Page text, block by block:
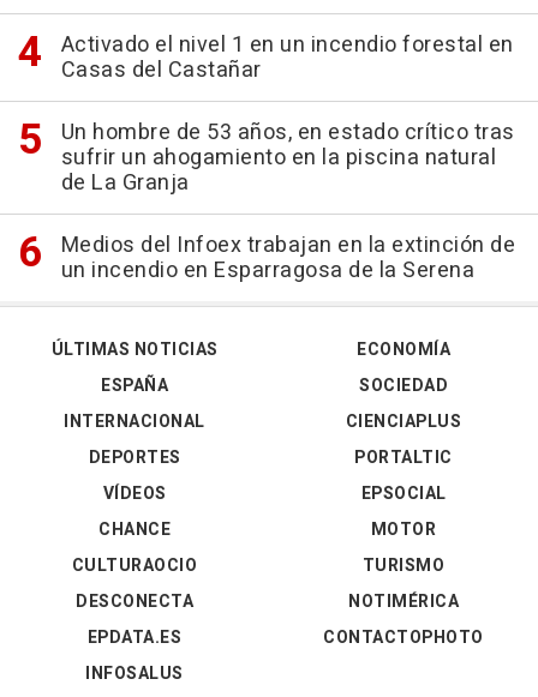
Activado el nivel 1 en un incendio forestal en
Casas del Castañar
Un hombre de 53 años, en estado crítico tras
sufrir un ahogamiento en la piscina natural
de La Granja
Medios del Infoex trabajan en la extinción de
un incendio en Esparragosa de la Serena
ÚLTIMAS NOTICIAS
ESPAÑA
INTERNACIONAL
DEPORTES
VÍDEOS
ECONOMÍA
SOCIEDAD
CIENCIAPLUS
PORTALTIC
EPSOCIAL
CHANCE
CULTURAOCIO
DESCONECTA
EPDATA.ES
INFOSALUS
MOTOR
TURISMO
NOTIMÉRICA
CONTACTOPHOTO